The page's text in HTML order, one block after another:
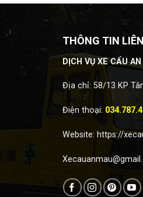
THÔNG TIN
DỊCH VỤ XE CẨU
Địa chỉ: 58/13 KP
Điện thoại:
Website: https://